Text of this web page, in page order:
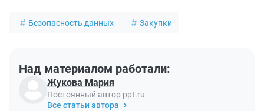
Безопасность данных Закупки
Над материалом работали:
Жукова Мария
Постоянный автор ppt.ru
Все статьи автора